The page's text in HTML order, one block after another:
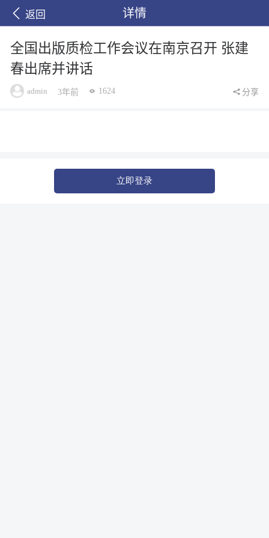
返回 详情
全国出版质检工作会议在南京召开 张建
春出席并讲话
admin 3年前 1624 分享
立即登录